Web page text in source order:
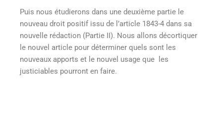
Puis nous étudierons dans une deuxième partie le
nouveau droit positif issu de l’article 1843-4 dans sa
nouvelle rédaction (Partie II). Nous allons décortiquer
le nouvel article pour déterminer quels sont les
nouveaux apports et le nouvel usage que les
justiciables pourront en faire.